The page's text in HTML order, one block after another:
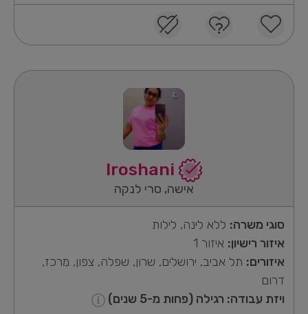
אישה, סרי לנקה
סוגי משרה: ללא לינה, לילות
איזור רישיון: איזור 1
איזורים: תל אביב, ירושלים, שרון, שפלה, צפון, מרכז,
דרום
ויזת עבודה: רגילה (פחות מ-5 שנים)